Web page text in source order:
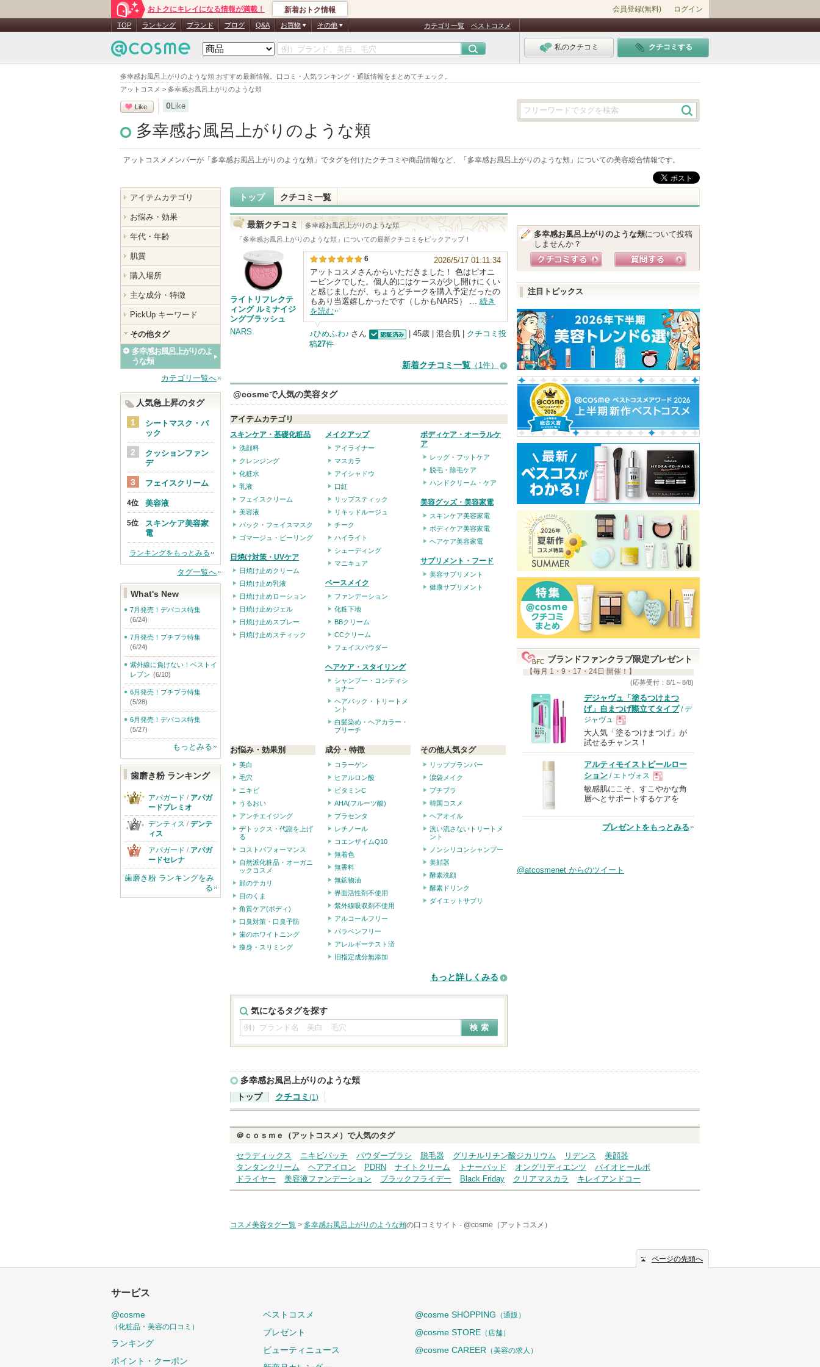
多幸感お風呂上がりのような頬 おすすめ最新情報。口コミ・人気ランキング・通販情報をまとめてチェック。
アットコスメ > 多幸感お風呂上がりのような頬
おトクにキレイになる情報が満載！ 新着おトク情報 会員登録(無料) ログイン
TOP ランキング ブランド ブログ Q&A お買物 その他 カテゴリ一覧 ベストコスメ
私のクチコミ クチコミする
Like 0Like
多幸感お風呂上がりのような頬
アットコスメメンバーが「 多幸感お風呂上がりのような頬 」でタグを付けたクチコミや商品情報など、「 多幸感お風呂上がりのような頬 」についての美容総合情報です。
トップ クチコミ一覧
最新クチコミ
多幸感お風呂上がりのような頬
「多幸感お風呂上がりのような頬 」についての最新クチコミをピックアップ！
ライトリフレクテ
ィング ルミナイジ
ングブラッシュ
NARS
6
2026/5/17 01:11:34
アットコスメさんからいただきました！ 色はピオニ
ーピンクでした。個人的にはケースが少し開けにくい
と感じましたが、ちょうどチークを購入予定だったの
もあり当選嬉しかったです（しかもNARS） … 続き
を読む
♪ひめふわ♪ さん
| 45歳 | 混合肌 | クチコミ投
稿27件
新着クチコミ一覧 （1件）
@cosmeで人気の美容タグ
アイテムカテゴリ
スキンケア・基礎化粧品
洗顔料
クレンジング
化粧水
乳液
フェイスクリーム
美容液
パック・フェイスマスク
ゴマージュ・ピーリング
日焼け対策・UVケア
日焼け止めクリーム
日焼け止め乳液
日焼け止めローション
日焼け止めジェル
日焼け止めスプレー
日焼け止めスティック
メイクアップ
アイライナー
マスカラ
アイシャドウ
口紅
リップスティック
リキッドルージュ
チーク
ハイライト
シェーディング
マニキュア
ベースメイク
ファンデーション
化粧下地
BBクリーム
CCクリーム
フェイスパウダー
ヘアケア・スタイリング
シャンプー・コンディシ
ョナー
ヘアパック・トリートメ
ント
白髪染め・ヘアカラー・
ブリーチ
ボディケア・オーラルケ
ア
レッグ・フットケア
脱毛・除毛ケア
ハンドクリーム・ケア
美容グッズ・美容家電
スキンケア美容家電
ボディケア美容家電
ヘアケア美容家電
サプリメント・フード
美容サプリメント
健康サプリメント
お悩み・効果別
美白
毛穴
ニキビ
うるおい
アンチエイジング
デトックス・代謝を上げ
る
コストパフォーマンス
自然派化粧品・オーガニ
ックコスメ
顔のテカリ
目のくま
角質ケア(ボディ)
口臭対策・口臭予防
歯のホワイトニング
痩身・スリミング
成分・特徴
コラーゲン
ヒアルロン酸
ビタミンC
AHA(フルーツ酸)
プラセンタ
レチノール
コエンザイムQ10
無着色
無香料
無鉱物油
界面活性剤不使用
紫外線吸収剤不使用
アルコールフリー
パラベンフリー
アレルギーテスト済
旧指定成分無添加
その他人気タグ
リッププランパー
涙袋メイク
プチプラ
韓国コスメ
ヘアオイル
洗い流さないトリートメ
ント
ノンシリコンシャンプー
美顔器
酵素洗顔
酵素ドリンク
ダイエットサプリ
もっと詳しくみる
気になるタグを探す
多幸感お風呂上がりのような頬について投稿
しませんか？
注目トピックス
ブランドファンクラブ限定プレゼント
【毎月 1・9・17・24日 開催！】
(応募受付：8/1～8/8)
デジャヴュ「塗るつけまつ
げ」自まつげ際立てタイプ/ デ
ジャヴュ
現
品
大人気「塗るつけまつげ」が
試せるチャンス！
アルティモイストピールロー
ション / エトヴォス
現
品
敏感肌にこそ、すこやかな角
層へとサポートするケアを
プレゼントをもっとみる
@atcosmenet からのツイート
多幸感お風呂上がりのような頬
トップ
クチコミ (1)
＠ｃｏｓｍｅ（アットコスメ）で人気のタグ
セラディックス ニキビパッチ パウダーブラシ 脱毛器 グリチルリチン酸ジカリウム リデンス
美顔器
タンタンクリーム
ヘアアイロン PDRN ナイトクリーム トナーパッド オングリディエンツ
バイオヒールボ
ドライヤー
美容液ファンデーション ブラックフライデー Black Friday クリアマスカラ キレイアンドコー
コスメ美容タグ一覧 > 多幸感お風呂上がりのような頬の口コミサイト - @cosme（アットコスメ）
アイテムカテゴリ
お悩み・効果
年代・年齢
肌質
購入場所
主な成分・特徴
PickUp キーワード
その他タグ
多幸感お風呂上がりのよ
うな頬
カテゴリ一覧へ
人気急上昇のタグ
シートマスク・パ
ック
クッションファン
デ
フェイスクリーム
美容液
スキンケア美容家
電
ランキングをもっとみる
タグ一覧へ
What's New
7月発売！デパコス特集
(6/24)
7月発売！プチプラ特集
(6/24)
紫外線に負けない！ベストイ
レブン (6/10)
6月発売！プチプラ特集
(5/28)
6月発売！デパコス特集
(5/27)
もっとみる
歯磨き粉 ランキング
アパガード / アパガ
ードプレミオ
デンティス / デンテ
ィス
アパガード / アパガ
ードセレナ
歯磨き粉 ランキングをみ
る
ページの先頭へ
サービス
@cosme
（化粧品・美容の口コミ）
ランキング
ポイント・クーポン
ベストコスメ
プレゼント
ビューティニュース
@cosme SHOPPING （通販）
@cosme STORE （店舗）
@cosme CAREER （美容の求人）